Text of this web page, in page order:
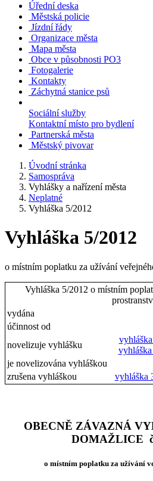
Úřední deska
Městská policie
Jízdní řády
Organizace města
Mapa města
Obce v působnosti PO3
Fotogalerie
Kontakty
Záchytná stanice psů
Sociální služby
Kontaktní místo pro bydlení
Partnerská města
Městský pivovar
Úvodní stránka
Samospráva
Vyhlášky a nařízení města
Neplatné
Vyhláška 5/2012
Vyhláška 5/2012
o místním poplatku za užívání
Vyhláška 5/2012 o místním
vydána
účinnost od
novelizuje vyhlášku
je novelizována vyhláškou
zrušena vyhláškou
vyhláška
OBECNĚ ZÁVAZNÁ
DOMAŽLICE
o místním poplatku za užívání